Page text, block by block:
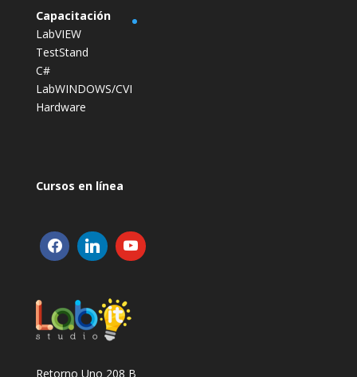
Capacitación
LabVIEW
TestStand
C#
LabWINDOWS/CVI
Hardware
Cursos en línea
Retorno Uno 208 B